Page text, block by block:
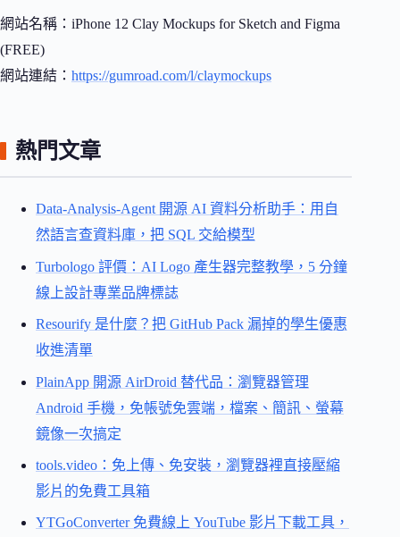
網站名稱：iPhone 12 Clay Mockups for Sketch and Figma
(FREE)
網站連結： https://gumroad.com/l/claymockups
熱門文章
Data-Analysis-Agent 開源 AI 資料分析助手：用自
然語言查資料庫，把 SQL 交給模型
Turbologo 評價：AI Logo 產生器完整教學，5 分鐘
線上設計專業品牌標誌
Resourify 是什麼？把 GitHub Pack 漏掉的學生優惠
收進清單
PlainApp 開源 AirDroid 替代品：瀏覽器管理
Android 手機，免帳號免雲端，檔案、簡訊、螢幕
鏡像一次搞定
tools.video：免上傳、免安裝，瀏覽器裡直接壓縮
影片的免費工具箱
YTGoConverter 免費線上 YouTube 影片下載工具，